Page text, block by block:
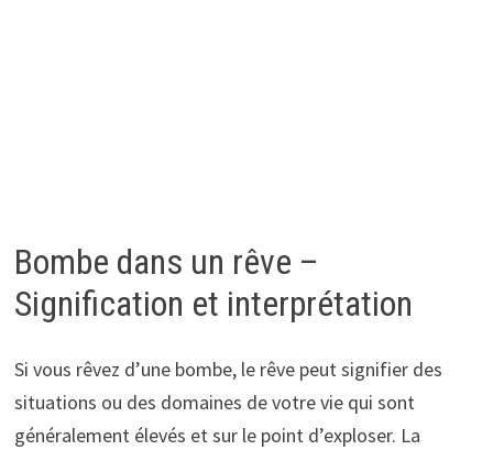
Bombe dans un rêve –
Signification et interprétation
Si vous rêvez d’une bombe, le rêve peut signifier des
situations ou des domaines de votre vie qui sont
généralement élevés et sur le point d’exploser. La